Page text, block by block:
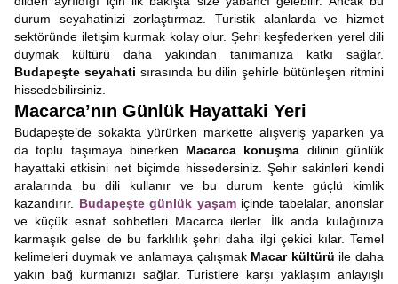
durum seyahatinizi zorlaştırmaz. Turistik alanlarda ve hizmet
sektöründe iletişim kurmak kolay olur. Şehri keşfederken yerel dili
duymak kültürü daha yakından tanımanıza katkı sağlar.
Budapeşte seyahati sırasında bu dilin şehirle bütünleşen ritmini
hissedebilirsiniz.
Macarca’nın Günlük Hayattaki Yeri
Budapeşte’de sokakta yürürken markette alışveriş yaparken ya
da toplu taşımaya binerken Macarca konuşma dilinin günlük
hayattaki etkisini net biçimde hissedersiniz. Şehir sakinleri kendi
aralarında bu dili kullanır ve bu durum kente güçlü kimlik
kazandırır. Budapeşte günlük yaşamiçinde tabelalar, anonslar
ve küçük esnaf sohbetleri Macarca ilerler. İlk anda kulağınıza
karmaşık gelse de bu farklılık şehri daha ilgi çekici kılar. Temel
kelimeleri duymak ve anlamaya çalışmak Macar kültürü ile daha
yakın bağ kurmanızı sağlar. Turistlere karşı yaklaşım anlayışlı